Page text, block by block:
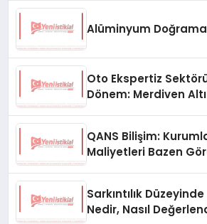
Alüminyum
Oto Ekspertiz
Dönem: Merdiven
QANS Bilişim:
Maliyetleri Bazen
Sarkıntılık
Nedir, Nasıl